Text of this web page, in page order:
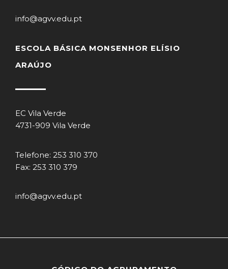
info@agvv.edu.pt
ESCOLA BÁSICA MONSENHOR ELÍSIO
ARAÚJO
EC Vila Verde
4731-909 Vila Verde
Telefone: 253 310 370
Fax: 253 310 379
info@agvv.edu.pt